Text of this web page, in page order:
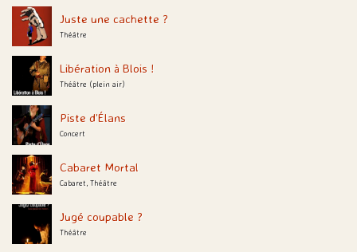
Juste une cachette ?
Théâtre
Libération à Blois !
Théâtre (plein air)
Piste d’Élans
Concert
Cabaret Mortal
Cabaret, Théâtre
Jugé coupable ?
Théâtre